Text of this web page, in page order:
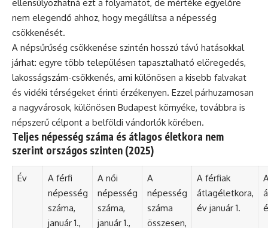
ellensúlyozhatná ezt a folyamatot, de mértéke egyelőre
nem elegendő ahhoz, hogy megállítsa a népesség
csökkenését.
A népsűrűség csökkenése szintén hosszú távú hatásokkal
járhat: egyre több településen tapasztalható elöregedés,
lakosságszám-csökkenés, ami különösen a kisebb falvakat
és vidéki térségeket érinti érzékenyen. Ezzel párhuzamosan
a nagyvárosok, különösen Budapest környéke, továbbra is
népszerű célpont a belföldi vándorlók körében.
Teljes népesség száma és átlagos életkora nem
szerint országos szinten (2025)
Év
A férfi
népesség
száma,
január 1.,
A női
népesség
száma,
január 1.,
A
népesség
száma
összesen,
A férfiak
átlagéletkora,
év január 1.